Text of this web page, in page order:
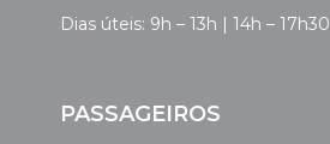
Dias úteis: 9h – 13h | 14h – 17h30
PASSAGEIROS